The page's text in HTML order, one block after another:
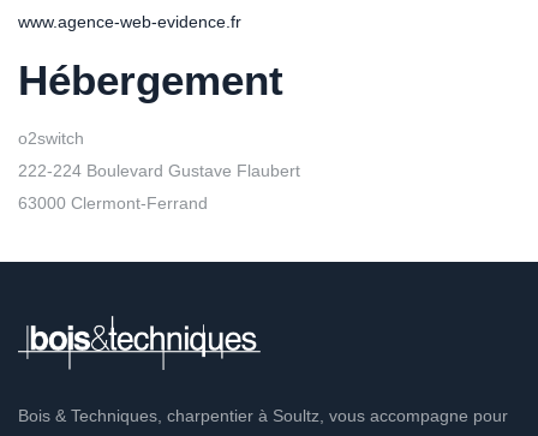
www.agence-web-evidence.fr
Hébergement
o2switch
222-224 Boulevard Gustave Flaubert
63000 Clermont-Ferrand
Bois & Techniques, charpentier à Soultz, vous accompagne pour